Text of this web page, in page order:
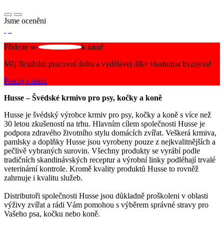
Jsme oceněni
Přidejte se
k nám!
Měj flexibilní pracovní dobu a vydělávej díky vlastnímu byznysu!
Pracuj s námi
Husse – Švédské krmivo pro psy, kočky a koně
Husse je švédský výrobce krmiv pro psy, kočky a koně s více než
30 letou zkušeností na trhu. Hlavním cílem společnosti Husse je
podpora zdravého životního stylu domácích zvířat. Veškerá krmiva,
pamlsky a doplňky Husse jsou vyrobeny pouze z nejkvalitnějších a
pečlivě vybraných surovin. Všechny produkty se vyrábí podle
tradičních skandinávských receptur a výrobní linky podléhají trvalé
veterinární kontrole. Kromě kvality produktů Husse to rovněž
zahrnuje i kvalitu služeb.
Distributoři společnosti Husse jsou důkladně proškoleni v oblasti
výživy zvířat a rádi Vám pomohou s výběrem správné stravy pro
Vašeho psa, kočku nebo koně.